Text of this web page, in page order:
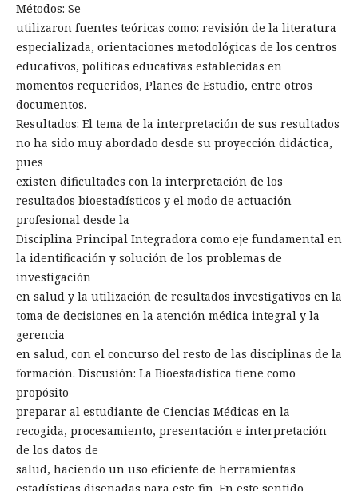
Métodos: Se
utilizaron fuentes teóricas como: revisión de la literatura
especializada, orientaciones metodológicas de los centros
educativos, políticas educativas establecidas en
momentos requeridos, Planes de Estudio, entre otros
documentos.
Resultados: El tema de la interpretación de sus resultados
no ha sido muy abordado desde su proyección didáctica,
pues
existen dificultades con la interpretación de los
resultados bioestadísticos y el modo de actuación
profesional desde la
Disciplina Principal Integradora como eje fundamental en
la identificación y solución de los problemas de
investigación
en salud y la utilización de resultados investigativos en la
toma de decisiones en la atención médica integral y la
gerencia
en salud, con el concurso del resto de las disciplinas de la
formación. Discusión: La Bioestadística tiene como
propósito
preparar al estudiante de Ciencias Médicas en la
recogida, procesamiento, presentación e interpretación
de los datos de
salud, haciendo un uso eficiente de herramientas